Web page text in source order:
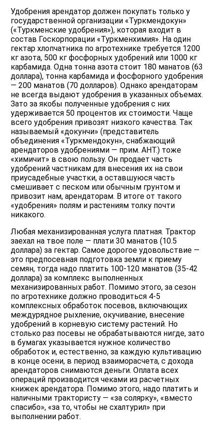
Удобрения арендатор должен покупать только у
государственной организации «Туркмендокун»
(«Туркменские удобрения»), которая входит в
состав Госкорпорации «Туркменхимия». На один
гектар хлопчатника по агротехнике требуется 1200
кг азота, 500 кг фосфорных удобрений или 1000 кг
карбамида. Одна тонна азота стоит 180 манатов (63
доллара), тонна карбамида и фосфорного удобрения
— 200 манатов (70 долларов). Однако арендаторам
не всегда выдают удобрения в указанных объемах.
Зато за якобы полученные удобрения с них
удерживается 50 процентов их стоимости. Чаще
всего удобрения привозят низкого качества. Так
называемый «докунчи» (представитель
объединения «Туркмендокун», снабжающий
арендаторов удобрениями — прим. АНТ.) тоже
«химичит» в свою пользу. Он продает часть
удобрений частникам для внесения их на свои
приусадебные участки, а оставшуюся часть
смешивает с песком или обычным грунтом и
привозит нам, арендаторам. В итоге от такого
«удобрения» полям и растениям толку почти
никакого.
Любая механизированная услуга платная. Трактор
заехал на твое поле — плати 30 манатов (10.5
доллара) за гектар. Самое дорогое удовольствие —
это предпосевная подготовка земли к приему
семян, тогда надо платить 100-120 манатов (35-42
доллара) за комплекс выполненных
механизированных работ. Помимо этого, за сезон
по агротехнике должно проводиться 4-5
комплексных обработок посевов, включающих
междурядное рыхление, окучивание, внесение
удобрений в корневую систему растений. Но
столько раз посевы не обрабатываются нигде, зато
в бумагах указывается нужное количество
обработок и, естественно, за каждую культивацию
в конце осени, в период взаиморасчета, с дохода
арендаторов снимаются деньги. Оплата всех
операций производится чеками из расчетных
книжек арендатора. Помимо этого, надо платить и
наличными трактористу — «за солярку», «вместо
спасибо», «за то, чтобы не схалтурил» при
выполнении работ.